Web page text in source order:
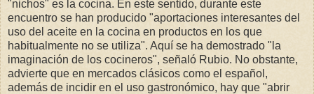
"nichos" es la cocina. En este sentido, durante este
encuentro se han producido "aportaciones interesantes del
uso del aceite en la cocina en productos en los que
habitualmente no se utiliza". Aquí se ha demostrado "la
imaginación de los cocineros", señaló Rubio. No obstante,
advierte que en mercados clásicos como el español,
además de incidir en el uso gastronómico, hay que "abrir